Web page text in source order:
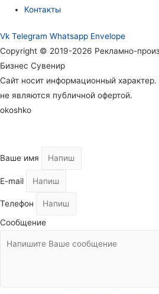
Контакты
Vk Telegram Whatsapp Envelope
Copyright © 2019-2026 Рекламно-
Бизнес Сувенир
Сайт носит информационный
не являются публичной офертой.
okoshko
Ваше имя
E-mail
Телефон
Сообщение